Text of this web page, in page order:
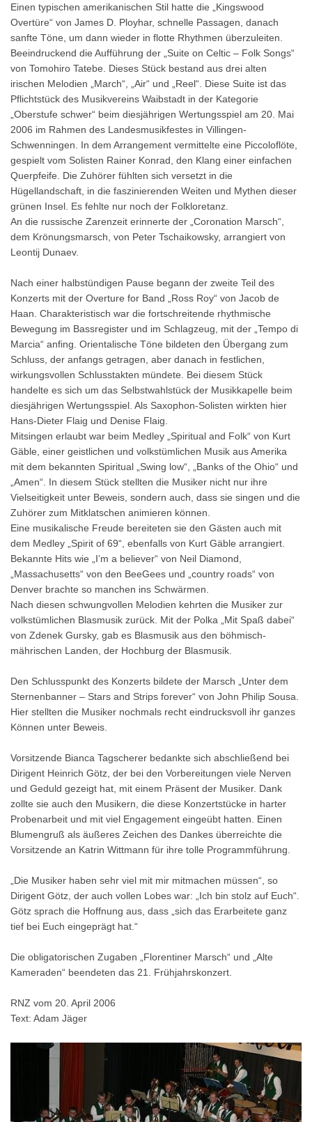
Einen typischen amerikanischen Stil hatte die „Kingswood
Overtüre“ von James D. Ployhar, schnelle Passagen, danach
sanfte Töne, um dann wieder in flotte Rhythmen überzuleiten.
Beeindruckend die Aufführung der „Suite on Celtic – Folk Songs“
von Tomohiro Tatebe. Dieses Stück bestand aus drei alten
irischen Melodien „March“, „Air“ und „Reel“. Diese Suite ist das
Pflichtstück des Musikvereins Waibstadt in der Kategorie
„Oberstufe schwer“ beim diesjährigen Wertungsspiel am 20. Mai
2006 im Rahmen des Landesmusikfestes in Villingen-
Schwenningen. In dem Arrangement vermittelte eine Piccoloflöte,
gespielt vom Solisten Rainer Konrad, den Klang einer einfachen
Querpfeife. Die Zuhörer fühlten sich versetzt in die
Hügellandschaft, in die faszinierenden Weiten und Mythen dieser
grünen Insel. Es fehlte nur noch der Folkloretanz.
An die russische Zarenzeit erinnerte der „Coronation Marsch“,
dem Krönungsmarsch, von Peter Tschaikowsky, arrangiert von
Leontij Dunaev.
Nach einer halbstündigen Pause begann der zweite Teil des
Konzerts mit der Overture for Band „Ross Roy“ von Jacob de
Haan. Charakteristisch war die fortschreitende rhythmische
Bewegung im Bassregister und im Schlagzeug, mit der „Tempo di
Marcia“ anfing. Orientalische Töne bildeten den Übergang zum
Schluss, der anfangs getragen, aber danach in festlichen,
wirkungsvollen Schlusstakten mündete. Bei diesem Stück
handelte es sich um das Selbstwahlstück der Musikkapelle beim
diesjährigen Wertungsspiel. Als Saxophon-Solisten wirkten hier
Hans-Dieter Flaig und Denise Flaig.
Mitsingen erlaubt war beim Medley „Spiritual and Folk“ von Kurt
Gäble, einer geistlichen und volkstümlichen Musik aus Amerika
mit dem bekannten Spiritual „Swing low“, „Banks of the Ohio“ und
„Amen“. In diesem Stück stellten die Musiker nicht nur ihre
Vielseitigkeit unter Beweis, sondern auch, dass sie singen und die
Zuhörer zum Mitklatschen animieren können.
Eine musikalische Freude bereiteten sie den Gästen auch mit
dem Medley „Spirit of 69“, ebenfalls von Kurt Gäble arrangiert.
Bekannte Hits wie „I’m a believer“ von Neil Diamond,
„Massachusetts“ von den BeeGees und „country roads“ von
Denver brachte so manchen ins Schwärmen.
Nach diesen schwungvollen Melodien kehrten die Musiker zur
volkstümlichen Blasmusik zurück. Mit der Polka „Mit Spaß dabei“
von Zdenek Gursky, gab es Blasmusik aus den böhmisch-
mährischen Landen, der Hochburg der Blasmusik.
Den Schlusspunkt des Konzerts bildete der Marsch „Unter dem
Sternenbanner – Stars and Strips forever“ von John Philip Sousa.
Hier stellten die Musiker nochmals recht eindrucksvoll ihr ganzes
Können unter Beweis.
Vorsitzende Bianca Tagscherer bedankte sich abschließend bei
Dirigent Heinrich Götz, der bei den Vorbereitungen viele Nerven
und Geduld gezeigt hat, mit einem Präsent der Musiker. Dank
zollte sie auch den Musikern, die diese Konzertstücke in harter
Probenarbeit und mit viel Engagement eingeübt hatten. Einen
Blumengruß als äußeres Zeichen des Dankes überreichte die
Vorsitzende an Katrin Wittmann für ihre tolle Programmführung.
„Die Musiker haben sehr viel mit mir mitmachen müssen“, so
Dirigent Götz, der auch vollen Lobes war: „Ich bin stolz auf Euch“.
Götz sprach die Hoffnung aus, dass „sich das Erarbeitete ganz
tief bei Euch eingeprägt hat.“
Die obligatorischen Zugaben „Florentiner Marsch“ und „Alte
Kameraden“ beendeten das 21. Frühjahrskonzert.
RNZ vom 20. April 2006
Text: Adam Jäger